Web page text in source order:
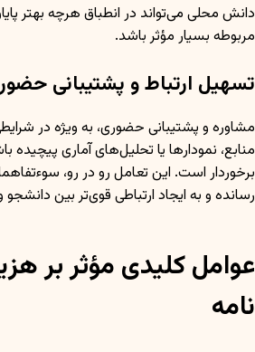
دانش محلی می‌تواند در انطباق هرچه بهتر
مربوطه بسیار مؤثر باشد.
تسهیل ارتباط و پشتیبانی
مشاوره و پشتیبانی حضوری، به ویژه در
منابع، نمودارها یا تحلیل‌های آماری پیچیده
برخوردار است. این تعامل رو در رو،
رسانده و به ایجاد ارتباطی قوی‌تر بین
عوامل کلیدی مؤثر بر
نامه